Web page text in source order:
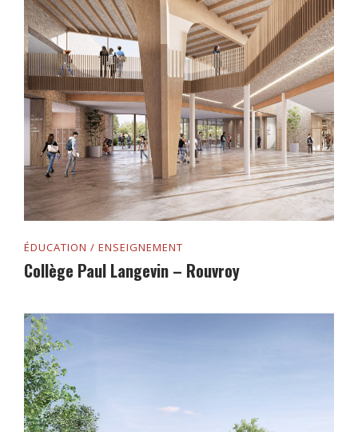
ÉDUCATION / ENSEIGNEMENT
Collège Paul Langevin – Rouvroy